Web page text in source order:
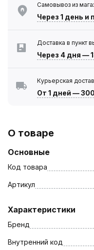
Самовывоз из
Через 1 день и
Доставка в пункт
Через 4 дня —
Курьерская
От 1 дней —
О товаре
Основные
Код товара
Артикул
Характеристики
Бренд
Внутренний код